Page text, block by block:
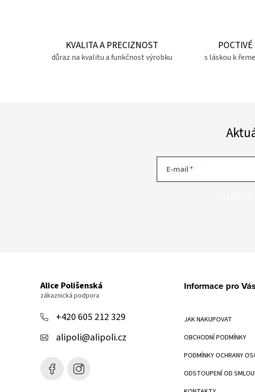
KVALITA A PRECIZNOST
důraz na kvalitu a funkčnost výrobku s láskou k
E-mail
Alice Polišenská
+420 605 212 329
alipoli@alipoli.cz
Informace pro Vás
JAK NAKUPOVAT
OBCHODNÍ PODMÍNKY
PODMÍNKY OCHRANY
ODSTOUPENÍ OD